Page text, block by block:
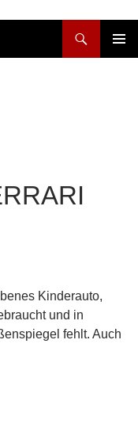
Kinderauto,
und in
fehlt. Auch